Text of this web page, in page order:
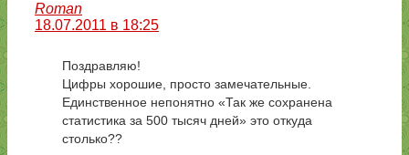
Roman
18.07.2011 в 18:25
Поздравляю!
Цифры хорошие, просто замечательные.
Единственное непонятно «Так же сохранена
статистика за 500 тысяч дней» это откуда
столько??